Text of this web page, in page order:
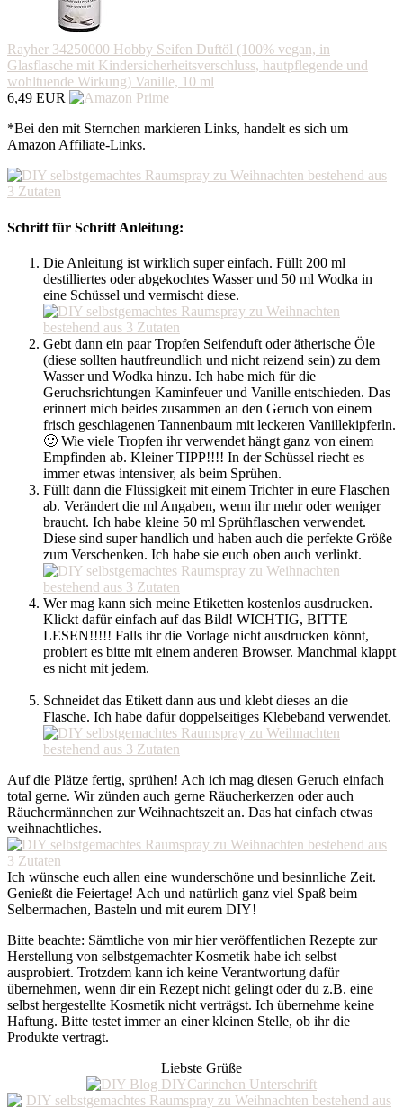
Rayher 34250000 Hobby Seifen Duftöl (100% vegan, in
Glasflasche mit Kindersicherheitsverschluss, hautpflegende und
wohltuende Wirkung) Vanille, 10 ml
6,49 EUR
*Bei den mit Sternchen markieren Links, handelt es sich um
Amazon Affiliate-Links.
Schritt für Schritt Anleitung:
Die Anleitung ist wirklich super einfach. Füllt 200 ml
destilliertes oder abgekochtes Wasser und 50 ml Wodka in
eine Schüssel und vermischt diese.
Gebt dann ein paar Tropfen Seifenduft oder ätherische Öle
(diese sollten hautfreundlich und nicht reizend sein) zu dem
Wasser und Wodka hinzu. Ich habe mich für die
Geruchsrichtungen Kaminfeuer und Vanille entschieden. Das
erinnert mich beides zusammen an den Geruch von einem
frisch geschlagenen Tannenbaum mit leckeren Vanillekipferln.
🙂 Wie viele Tropfen ihr verwendet hängt ganz von einem
Empfinden ab. Kleiner TIPP!!!! In der Schüssel riecht es
immer etwas intensiver, als beim Sprühen.
Füllt dann die Flüssigkeit mit einem Trichter in eure Flaschen
ab. Verändert die ml Angaben, wenn ihr mehr oder weniger
braucht. Ich habe kleine 50 ml Sprühflaschen verwendet.
Diese sind super handlich und haben auch die perfekte Größe
zum Verschenken. Ich habe sie euch oben auch verlinkt.
Wer mag kann sich meine Etiketten kostenlos ausdrucken.
Klickt dafür einfach auf das Bild! WICHTIG, BITTE
LESEN!!!!! Falls ihr die Vorlage nicht ausdrucken könnt,
probiert es bitte mit einem anderen Browser. Manchmal klappt
es nicht mit jedem.
Schneidet das Etikett dann aus und klebt dieses an die
Flasche. Ich habe dafür doppelseitiges Klebeband verwendet.
Auf die Plätze fertig, sprühen! Ach ich mag diesen Geruch einfach
total gerne. Wir zünden auch gerne Räucherkerzen oder auch
Räuchermännchen zur Weihnachtszeit an. Das hat einfach etwas
weihnachtliches.
Ich wünsche euch allen eine wunderschöne und besinnliche Zeit.
Genießt die Feiertage! Ach und natürlich ganz viel Spaß beim
Selbermachen, Basteln und mit eurem DIY!
Bitte beachte: Sämtliche von mir hier veröffentlichen Rezepte zur
Herstellung von selbstgemachter Kosmetik habe ich selbst
ausprobiert. Trotzdem kann ich keine Verantwortung dafür
übernehmen, wenn dir ein Rezept nicht gelingt oder du z.B. eine
selbst hergestellte Kosmetik nicht verträgst. Ich übernehme keine
Haftung. Bitte testet immer an einer kleinen Stelle, ob ihr die
Produkte vertragt.
Liebste Grüße